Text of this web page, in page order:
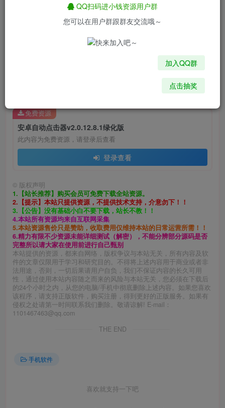
安卓自动点击器v2.0.12.8.1绿化版
此内容为免费资源，请登录后查看
登录查看
免费资源
© 版权声明
1.【站长推荐】购买会员可免费下载全站资源。
2.【提示】本站只提供资源，不提供技术支持，介意勿下！！
3.【公告】没有基础小白不要下载，站长不教！！
4.本站所有资源均来自互联网采集
5.本站资源售价只是赞助，收取费用仅维持本站的日常运营所需！！
6.精力有限不少资源未能详细测试（解密），不能分辨部分源码是否
完整所以请大家在使用前进行自己甄别
本站提供的资源，都来自网络，版权争议与本站无关，所有内容及软
件的文章仅限用于学习和研究目的。不得将上述内容用于商业或者非
法用途，否则，一切后果请用户自负，我们不保证内容的长久可用
性，通过使用本站内容随之而来的风险与本站无关，您必须在下载后
的24个小时之内，从您的电脑/手机中彻底删除上述内容。如果您喜欢
该程序，请支持正版软件，购买注册，得到更好的正版服务。如果有
侵权之处请第一时间联系我们删除。敬请谅解! E-mail：
1101467463@qq.com
THE END
手机软件
喜欢就支持一下吧
QQ扫码进小钱资源用户群
您可以在用户群跟群友交流哦～
加入QQ群
点击抽奖